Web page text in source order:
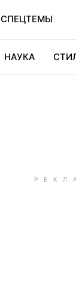
СПЕЦТЕМЫ
НАУКА